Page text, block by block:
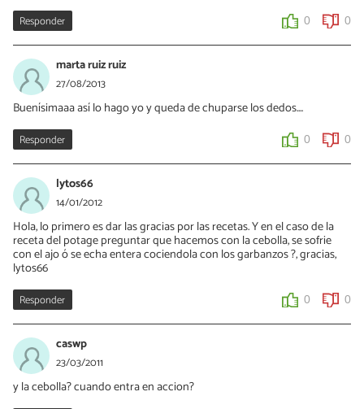
Responder 0 0
marta ruiz ruiz
27/08/2013
Buenísimaaa así lo hago yo y queda de chuparse los dedos....
Responder 0 0
lytos66
14/01/2012
Hola, lo primero es dar las gracias por las recetas. Y en el caso de la
receta del potage preguntar que hacemos con la cebolla, se sofrie
con el ajo ó se echa entera cociendola con los garbanzos ?, gracias,
lytos66
Responder 0 0
caswp
23/03/2011
y la cebolla? cuando entra en accion?